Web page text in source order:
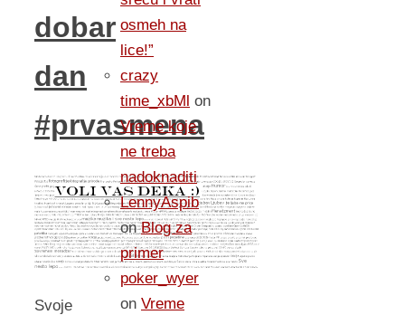
dobar
dan
#prvasmena
Svoje
osmeh na
lice!”
crazy
time_xbMl on
Vreme koje
ne treba
nadoknaditi
LennyAspib
onBlog za
primer
poker_wyer
on Vreme